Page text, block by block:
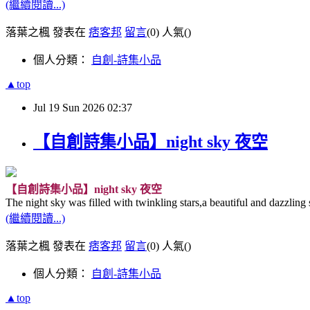
(繼續閱讀...)
落葉之楓 發表在 痞客邦 留言(0) 人氣()
個人分類： 自創-詩集小品
▲top
Jul 19 Sun 2026 02:37
【自創詩集小品】night sky 夜空
【自創詩集小品】night sky 夜空
The night sky was filled with twinkling stars,a beautiful and dazzling
(繼續閱讀...)
落葉之楓 發表在 痞客邦 留言(0) 人氣()
個人分類： 自創-詩集小品
▲top